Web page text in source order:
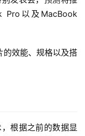
Pro以及MacBook
效能、规格以及搭
根据之前的数据显